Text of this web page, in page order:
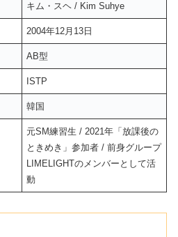
キム・スヘ / Kim Suhye
2004年12月13日
AB型
ISTP
韓国
元SM練習生 / 2021年「放課後の
ときめき」参加者 / 前身グループ
LIMELIGHTのメンバーとして活
動